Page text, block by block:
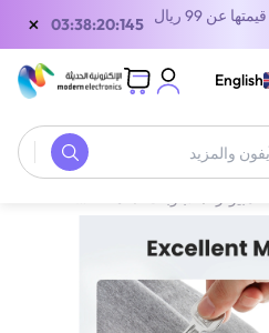
توصيل مجاني للطلبات التي تزيد قيمتها عن 99 ريال 03:38:20:145
×
English